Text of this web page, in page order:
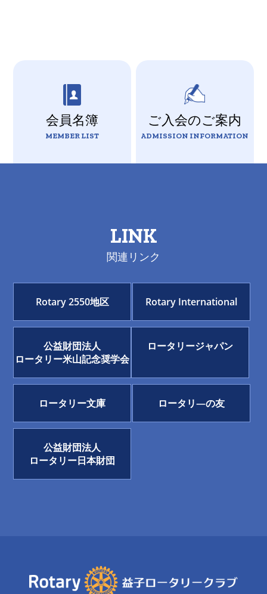
会員名簿
MEMBER LIST
ご入会のご案内
ADMISSION INFORMATION
LINK
関連リンク
Rotary 2550地区 Rotary International
公益財団法人
ロータリー米山記念奨学会
ロータリージャパン
ロータリー文庫 ロータリ―の友
公益財団法人
ロータリー日本財団